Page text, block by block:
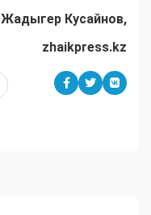
Жадыгер Кусайнов,
zhaikpress.kz